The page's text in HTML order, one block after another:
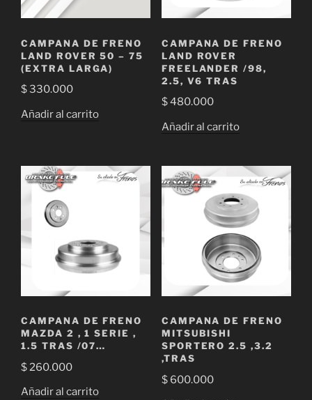
CAMPANA DE FRENO
LAND ROVER 50 – 75
(EXTRA LARGA)
$330.000
Añadir al carrito
CAMPANA DE FRENO
LAND ROVER
FREELANDER /98,
2.5, V6 TRAS
$480.000
Añadir al carrito
CAMPANA DE FRENO
MAZDA 2 , 1 SERIE ,
1.5 TRAS /07…
$260.000
Añadir al carrito
CAMPANA DE FRENO
MITSUBISHI
SPORTERO 2.5 ,3.2
,TRAS
$600.000